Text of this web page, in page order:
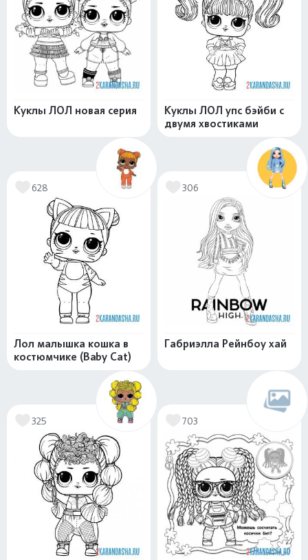
Куклы ЛОЛ новая серия
Куклы ЛОЛ упс бэйби с
двумя хвостиками
628
Лол малышка кошка в
костюмчике (Baby Cat)
306
Габриэлла Рейнбоу хай
325 703